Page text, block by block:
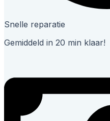
Snelle reparatie
Gemiddeld in 20 min klaar!